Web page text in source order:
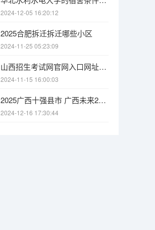
2024-12-05 16:20:12
2025合肥拆迁拆迁哪些小区
2024-11-25 05:23:09
山西招生考试网官网入口网址：http://www.sxkszx.cn/ 全国2024年各地区成人高考报名时间及入口
2024-11-15 16:00:03
2025广西十强县市 广西未来2025重点发展的城市
2024-12-16 17:30:44